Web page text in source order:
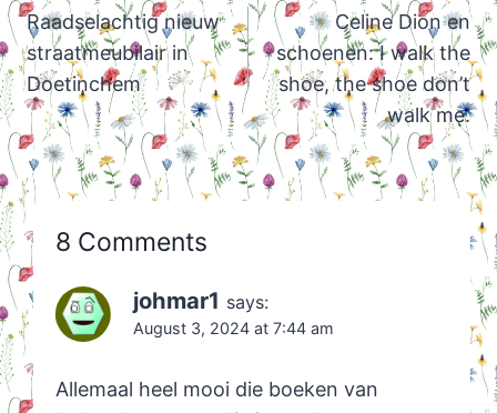
navigation
Raadselachtig nieuw
straatmeubilair in
Doetinchem
Celine Dion en
schoenen: I walk the
shoe, the shoe don’t
walk me.
8 Comments
johmar1 says:
August 3, 2024 at 7:44 am
Allemaal heel mooi die boeken van